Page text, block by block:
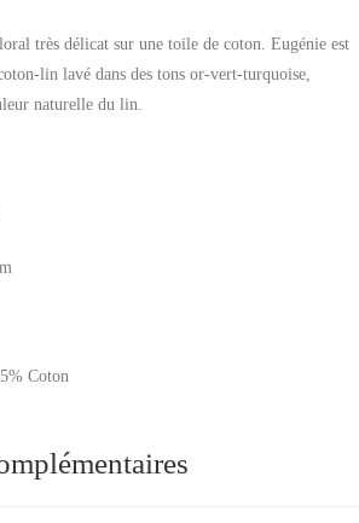
très délicat sur une toile de coton. Eugénie est
lin lavé dans des tons or-vert-turquoise,
naturelle du lin.
Coton